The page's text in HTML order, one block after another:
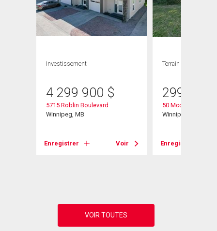
Investissement
4 299 900 $
5715 Roblin Boulevard
Winnipeg, MB
Enregistrer Voir
Terrain
299 900
50 Mccallum
Winnipeg, MB
Enregistrer